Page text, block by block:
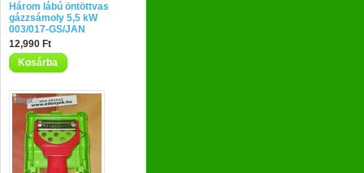
Három lábú öntöttvas
gázzsámoly 5,5 kW
003/017-GS/JAN
12,990 Ft
Kosárba